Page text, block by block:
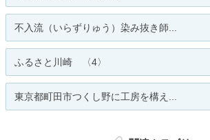
不入流（いらずりゅう）染み抜き師...
ふるさと川崎 〈4〉
東京都町田市つくし野に工房を構え...